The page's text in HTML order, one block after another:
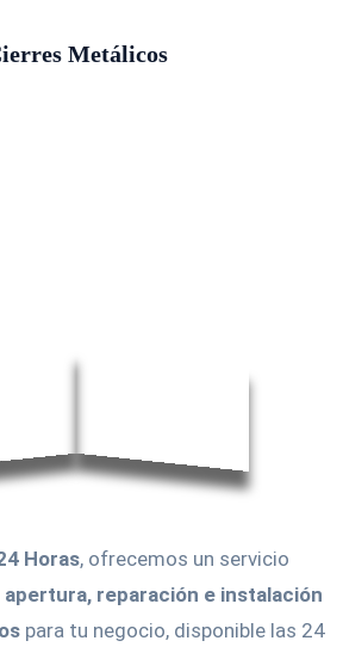
Metálicos
Horas, ofrecemos un servicio
apertura, reparación e instalación
para tu negocio, disponible las 24